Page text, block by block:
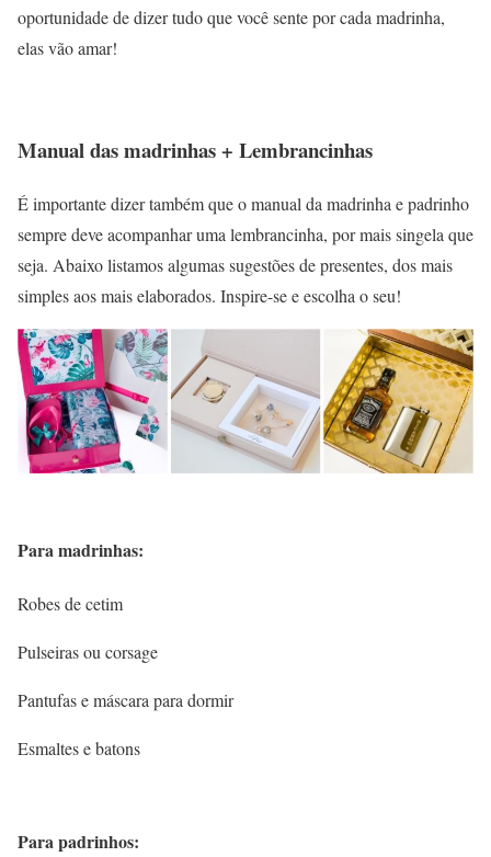
oportunidade de dizer tudo que você sente por cada madrinha,
elas vão amar!
Manual das madrinhas + Lembrancinhas
É importante dizer também que o manual da madrinha e padrinho
sempre deve acompanhar uma lembrancinha, por mais singela que
seja. Abaixo listamos algumas sugestões de presentes, dos mais
simples aos mais elaborados. Inspire-se e escolha o seu!
Para madrinhas:
Robes de cetim
Pulseiras ou corsage
Pantufas e máscara para dormir
Esmaltes e batons
Para padrinhos: